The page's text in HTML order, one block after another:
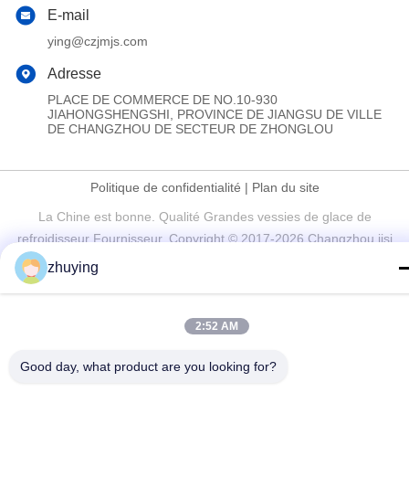
E-mail
ying@czjmjs.com
Adresse
PLACE DE COMMERCE DE NO.10-930
JIAHONGSHENGSHI, PROVINCE DE JIANGSU DE VILLE
DE CHANGZHOU DE SECTEUR DE ZHONGLOU
Politique de confidentialité | Plan du site
La Chine est bonne. Qualité Grandes vessies de glace de
refroidisseur Fournisseur. Copyright © 2017-2026 Changzhou jisi
cold chain technology Co.,ltd Tout. Les droits sont réservés.
zhuying
2:52 AM
Good day, what product are you looking for?